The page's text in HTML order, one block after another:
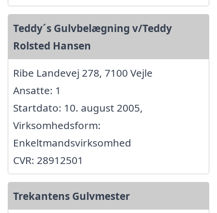
Teddy´s Gulvbelægning v/Teddy
Rolsted Hansen
Ribe Landevej 278, 7100 Vejle
Ansatte: 1
Startdato: 10. august 2005,
Virksomhedsform:
Enkeltmandsvirksomhed
CVR: 28912501
Trekantens Gulvmester